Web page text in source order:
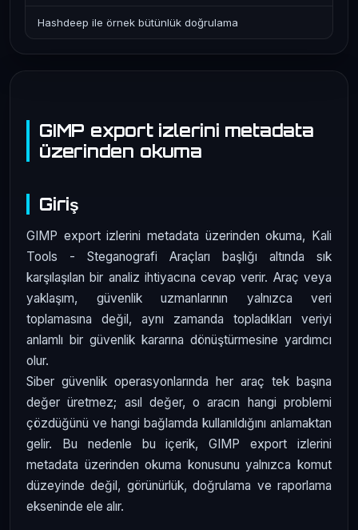
GIMP export izlerini metadata
üzerinden okuma
Giriş
GIMP export izlerini metadata üzerinden okuma, Kali
Tools - Steganografi Araçları başlığı altında sık
karşılaşılan bir analiz ihtiyacına cevap verir. Araç veya
yaklaşım, güvenlik uzmanlarının yalnızca veri
toplamasına değil, aynı zamanda topladıkları veriyi
anlamlı bir güvenlik kararına dönüştürmesine yardımcı
olur.
Siber güvenlik operasyonlarında her araç tek başına
değer üretmez; asıl değer, o aracın hangi problemi
çözdüğünü ve hangi bağlamda kullanıldığını anlamaktan
gelir. Bu nedenle bu içerik, GIMP export izlerini
metadata üzerinden okuma konusunu yalnızca komut
düzeyinde değil, görünürlük, doğrulama ve raporlama
ekseninde ele alır.
Hashdeep ile örnek bütünlük doğrulama